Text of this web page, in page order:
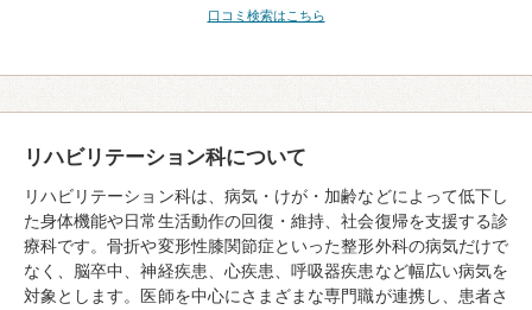
口コミ検索はこちら
リハビリテーション科について
リハビリテーション科は、病気・けが・加齢などによって低下し
た身体機能や日常生活動作の回復・維持、社会復帰を支援する診
療科です。骨折や変形性膝関節症といった整形外科の病気だけで
なく、脳卒中、神経疾患、心疾患、呼吸器疾患など幅広い病気を
対象とします。医師を中心にさまざまな専門職が連携し、患者さ